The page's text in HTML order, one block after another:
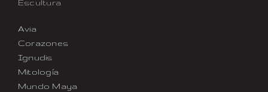
Escultura
Avia
Corazones
Ignudis
Mitología
Mundo Maya